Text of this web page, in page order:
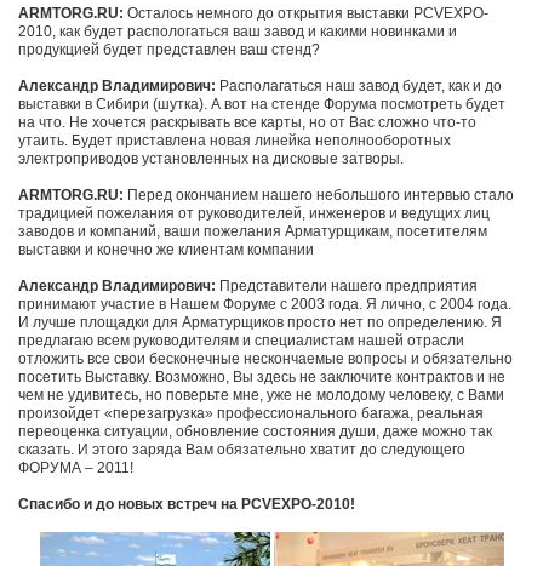
ARMTORG.RU: Осталось немного до открытия выставки PCVEXPO-
2010, как будет распологаться ваш завод и какими новинками и
продукцией будет представлен ваш стенд?
Александр Владимирович: Располагаться наш завод будет, как и до
выставки в Сибири (шутка). А вот на стенде Форума посмотреть будет
на что. Не хочется раскрывать все карты, но от Вас сложно что-то
утаить. Будет приставлена новая линейка неполнооборотных
электроприводов установленных на дисковые затворы.
ARMTORG.RU: Перед окончанием нашего небольшого интервью стало
традицией пожелания от руководителей, инженеров и ведущих лиц
заводов и компаний, ваши пожелания Арматурщикам, посетителям
выставки и конечно же клиентам компании
Александр Владимирович: Представители нашего предприятия
принимают участие в Нашем Форуме с 2003 года. Я лично, с 2004 года.
И лучше площадки для Арматурщиков просто нет по определению. Я
предлагаю всем руководителям и специалистам нашей отрасли
отложить все свои бесконечные нескончаемые вопросы и обязательно
посетить Выставку. Возможно, Вы здесь не заключите контрактов и не
чем не удивитесь, но поверьте мне, уже не молодому человеку, с Вами
произойдет «перезагрузка» профессионального багажа, реальная
переоценка ситуации, обновление состояния души, даже можно так
сказать. И этого заряда Вам обязательно хватит до следующего
ФОРУМА – 2011!
Спасибо и до новых встреч на PCVEXPO-2010!